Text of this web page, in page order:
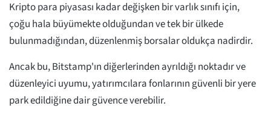
Kripto para piyasası kadar değişken bir varlık sınıfı için,
çoğu hala büyümekte olduğundan ve tek bir ülkede
bulunmadığından, düzenlenmiş borsalar oldukça nadirdir.
Ancak bu, Bitstamp'ın diğerlerinden ayrıldığı noktadır ve
düzenleyici uyumu, yatırımcılara fonlarının güvenli bir yere
park edildiğine dair güvence verebilir.